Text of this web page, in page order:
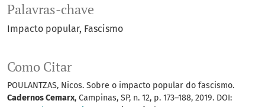
Palavras-chave
Impacto popular Fascismo
Como Citar
POULANTZAS, Nicos. Sobre o impacto popular do fascismo.
Cadernos Cemarx, Campinas, SP, n. 12, p. 173–188, 2019. DOI: